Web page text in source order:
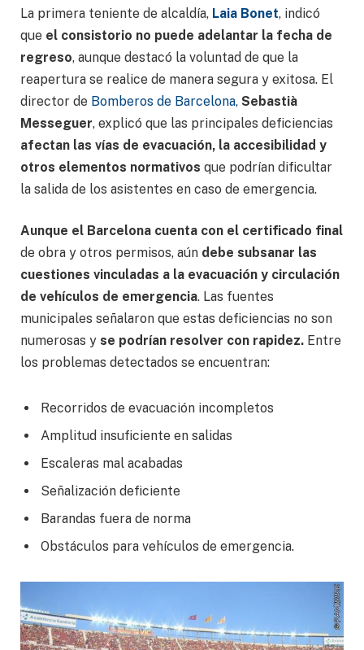
La primera teniente de alcaldía, Laia Bonet, indicó
que el consistorio no puede adelantar la fecha de
regreso, aunque destacó la voluntad de que la
reapertura se realice de manera segura y exitosa. El
director de Bomberos de Barcelona, Sebastià
Messeguer, explicó que las principales deficiencias
afectan las vías de evacuación, la accesibilidad y
otros elementos normativos que podrían dificultar
la salida de los asistentes en caso de emergencia.
Aunque el Barcelona cuenta con el certificado final
de obra y otros permisos, aún debe subsanar las
cuestiones vinculadas a la evacuación y circulación
de vehículos de emergencia. Las fuentes
municipales señalaron que estas deficiencias no son
numerosas y se podrían resolver con rapidez. Entre
los problemas detectados se encuentran:
Recorridos de evacuación incompletos
Amplitud insuficiente en salidas
Escaleras mal acabadas
Señalización deficiente
Barandas fuera de norma
Obstáculos para vehículos de emergencia.